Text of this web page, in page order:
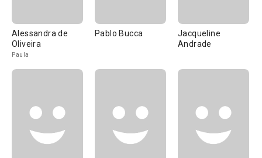
Alessandra de
Oliveira
Paula
Pablo Bucca
Jacqueline
Andrade